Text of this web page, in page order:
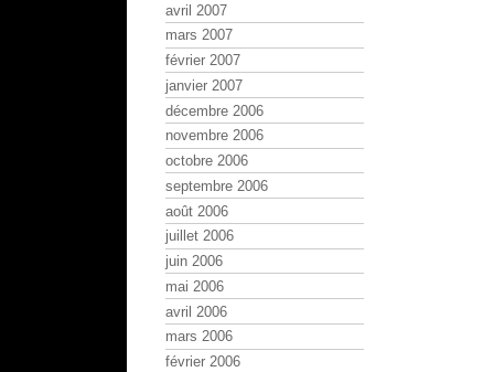
avril 2007
mars 2007
février 2007
janvier 2007
décembre 2006
novembre 2006
octobre 2006
septembre 2006
août 2006
juillet 2006
juin 2006
mai 2006
avril 2006
mars 2006
février 2006